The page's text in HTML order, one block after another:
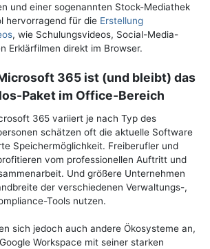
und einer sogenannten Stock-Mediathek
hervorragend für die Erstellung
, wie Schulungsvideos, Social-Media-
Erklärfilmen direkt im Browser.
365 ist (und bleibt) das
Paket im Office-Bereich
365 variiert je nach Typ des
schätzen oft die aktuelle Software
Speichermöglichkeit. Freiberufler und
vom professionellen Auftritt und
Und größere Unternehmen
der verschiedenen Verwaltungs-,
Tools nutzen.
sich jedoch auch andere Ökosysteme an,
Workspace mit seiner starken